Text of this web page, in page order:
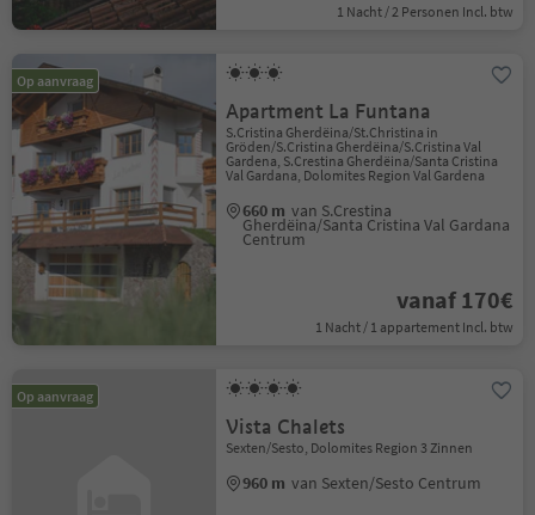
1 Nacht / 2 Personen Incl. btw
Op aanvraag
Apartment La Funtana
S.Cristina Gherdëina/St.Christina in
Gröden/S.Cristina Gherdëina/S.Cristina Val
Gardena, S.Crestina Gherdëina/Santa Cristina
Val Gardana, Dolomites Region Val Gardena
660 m van S.Crestina
Gherdëina/Santa Cristina Val Gardana
Centrum
vanaf 170€
1 Nacht / 1 appartement Incl. btw
Op aanvraag
Vista Chalets
Sexten/Sesto, Dolomites Region 3 Zinnen
960 m van Sexten/Sesto Centrum